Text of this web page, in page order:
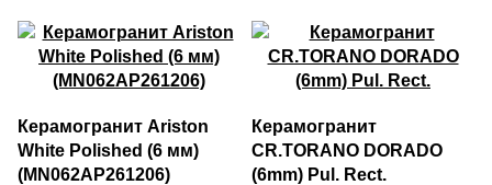
Керамогранит Ariston
White Polished (6 мм)
(MN062AP261206)
Керамогранит
CR.TORANO DORADO
(6mm) Pul. Rect.